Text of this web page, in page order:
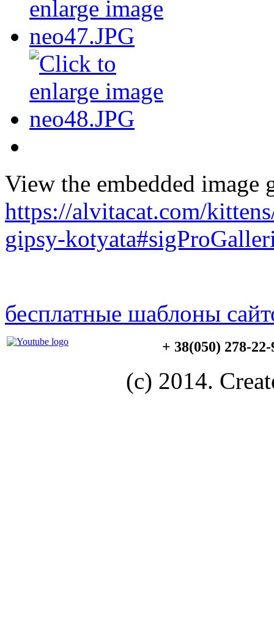
View the embedded image
https://alvitacat.com/
gipsy-
бесплатные шаблоны
+ 38(050) 278-
(c) 2014.